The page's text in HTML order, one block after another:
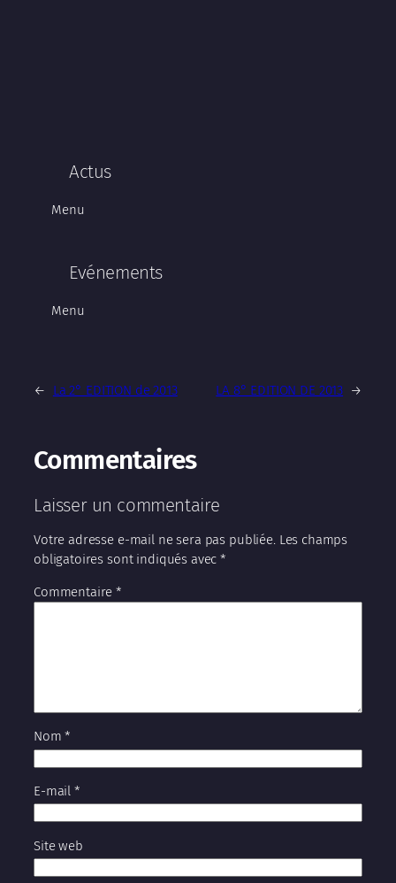
Actus
Menu
Evénements
Menu
← La 2° EDITION de 2013 LA 8° EDITION DE 2013 →
Commentaires
Laisser un commentaire
Votre adresse e-mail ne sera pas publiée. Les champs
obligatoires sont indiqués avec*
Commentaire*
Nom*
E-mail *
Site web